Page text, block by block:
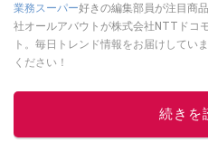
業務スーパー好きの編集部員が注目商
社オールアバウトが株式会社NTTドコ
ト。毎日トレンド情報をお届けしていま
ください！
この
続きを